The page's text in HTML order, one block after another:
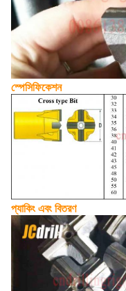
স্পেসিফিকেশন
প্যাকিং এবং বিতরণ